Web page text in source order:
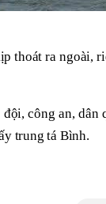
thoát ra ngoài,
công an, dân
trung tá Bình.